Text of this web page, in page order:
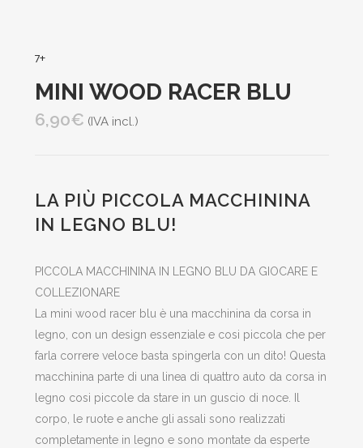
7+
MINI WOOD RACER BLU
6,90€ (IVA incl.)
LA PIÙ PICCOLA MACCHININA
IN LEGNO BLU!
PICCOLA MACCHININA IN LEGNO BLU DA GIOCARE E
COLLEZIONARE
La mini wood racer blu è una macchinina da corsa in
legno, con un design essenziale e cosi piccola che per
farla correre veloce basta spingerla con un dito! Questa
macchinina parte di una linea di quattro auto da corsa in
legno cosi piccole da stare in un guscio di noce. Il
corpo, le ruote e anche gli assali sono realizzati
completamente in legno e sono montate da esperte